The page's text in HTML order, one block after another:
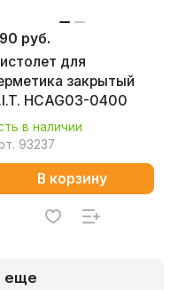
руб.
для
закрытый
HCAG03-0400
в наличии
93237
В корзину
еще